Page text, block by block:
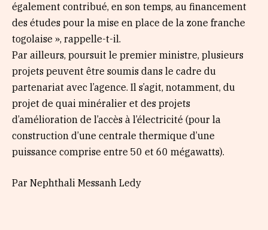
également contribué, en son temps, au financement
des études pour la mise en place de la zone franche
togolaise », rappelle-t-il.
Par ailleurs, poursuit le premier ministre, plusieurs
projets peuvent être soumis dans le cadre du
partenariat avec l’agence. Il s’agit, notamment, du
projet de quai minéralier et des projets
d’amélioration de l’accès à l’électricité (pour la
construction d’une centrale thermique d’une
puissance comprise entre 50 et 60 mégawatts).
Par Nephthali Messanh Ledy